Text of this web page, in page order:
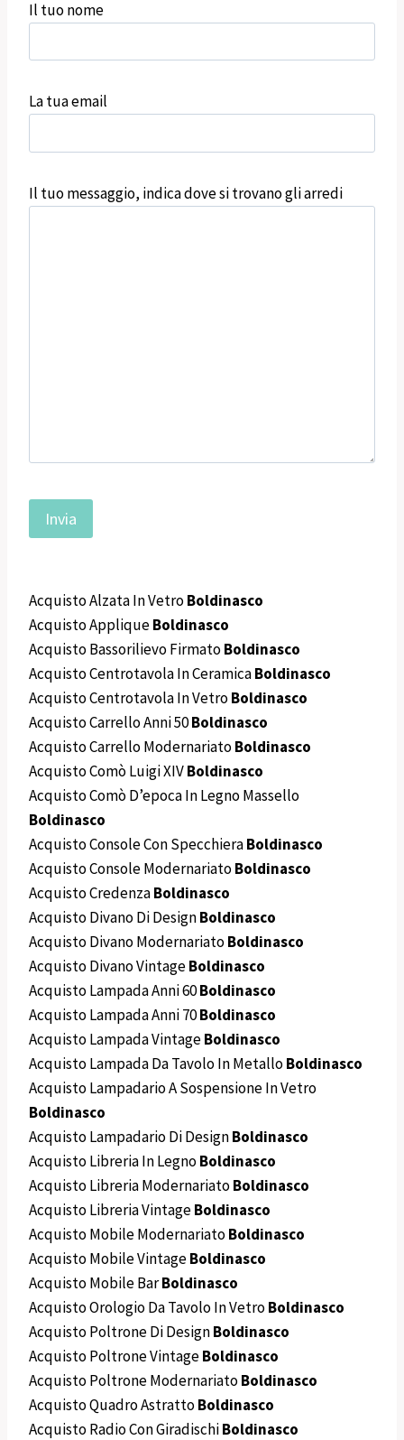
Il tuo nome
La tua email
Il tuo messaggio, indica dove si trovano gli arredi
Acquisto Alzata In VetroBoldinasco
Acquisto AppliqueBoldinasco
Acquisto Bassorilievo FirmatoBoldinasco
Acquisto Centrotavola In CeramicaBoldinasco
Acquisto Centrotavola In VetroBoldinasco
Acquisto Carrello Anni 50Boldinasco
Acquisto Carrello ModernariatoBoldinasco
Acquisto Comò Luigi XIVBoldinasco
Acquisto Comò D’epoca In Legno Massello
Boldinasco
Acquisto Console Con SpecchieraBoldinasco
Acquisto Console ModernariatoBoldinasco
Acquisto CredenzaBoldinasco
Acquisto Divano Di DesignBoldinasco
Acquisto Divano ModernariatoBoldinasco
Acquisto Divano VintageBoldinasco
Acquisto Lampada Anni 60Boldinasco
Acquisto Lampada Anni 70Boldinasco
Acquisto Lampada VintageBoldinasco
Acquisto Lampada Da Tavolo In MetalloBoldinasco
Acquisto Lampadario A Sospensione In Vetro
Boldinasco
Acquisto Lampadario Di DesignBoldinasco
Acquisto Libreria In LegnoBoldinasco
Acquisto Libreria ModernariatoBoldinasco
Acquisto Libreria VintageBoldinasco
Acquisto Mobile ModernariatoBoldinasco
Acquisto Mobile VintageBoldinasco
Acquisto Mobile BarBoldinasco
Acquisto Orologio Da Tavolo In VetroBoldinasco
Acquisto Poltrone Di DesignBoldinasco
Acquisto Poltrone VintageBoldinasco
Acquisto Poltrone ModernariatoBoldinasco
Acquisto Quadro AstrattoBoldinasco
Acquisto Radio Con GiradischiBoldinasco